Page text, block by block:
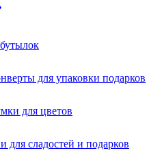
для упаковки подарков
для цветов
для сладостей и подарков